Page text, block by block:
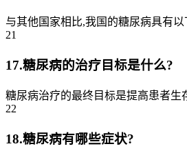
与其他国家相比,我国的糖尿病具有
21
17.糖尿病的治疗目标是什么?
糖尿病治疗的最终目标是提高患者生
22
18.糖尿病有哪些症状?